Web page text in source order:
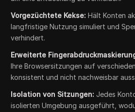
Vorgezüchtete Kekse: Hält Konten
langfristige Nutzung simuliert und
verhindert.
Erweiterte
Ihre Browsersitzungen auf
konsistent und nicht nachweisbar
Isolation von Sitzungen: Jedes
isolierten Umgebung ausgeführt,